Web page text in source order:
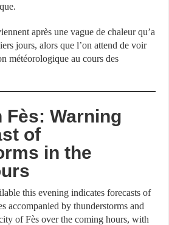
après une vague de chaleur qu’a
jours, alors que l’on attend de voir
météorologique au cours des
Fès: Warning
of
in the
this evening indicates forecasts of
accompanied by thunderstorms and
of Fès over the coming hours, with